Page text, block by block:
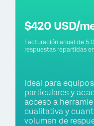
$420 USD/
Facturación anual de
respuestas repartidas
Ideal para
particulares y
acceso a
cualitativa y
volumen de